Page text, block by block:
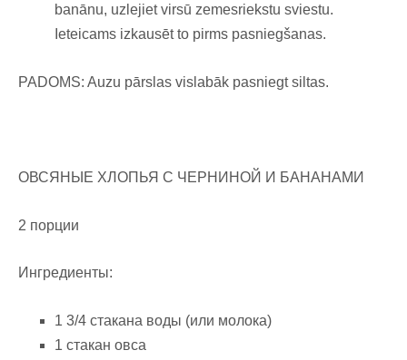
banānu, uzlejiet virsū zemesriekstu sviestu.
Ieteicams izkausēt to pirms pasniegšanas.
PADOMS: Auzu pārslas vislabāk pasniegt siltas.
ОВСЯНЫЕ ХЛОПЬЯ С ЧЕРНИНОЙ И БАНАНАМИ
2 порции
Ингредиенты:
1 3/4 стакана воды (или молока)
1 стакан овса